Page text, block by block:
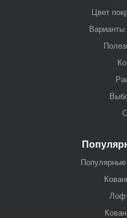
Цвет
Варианты
Популярные